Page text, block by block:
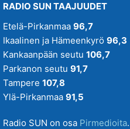
RADIO SUN TAAJUUDET
Etelä-Pirkanmaa 96,7
Ikaalinen ja Hämeenkyrö 96,3
Kankaanpään seutu 106,7
Parkanon seutu 91,7
Tampere 107,8
Ylä-Pirkanmaa 91,5
Radio SUN on osa Pirmedioita.